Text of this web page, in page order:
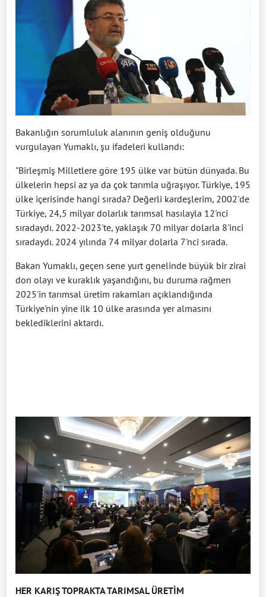
Bakanlığın sorumluluk alanının geniş olduğunu
vurgulayan Yumaklı, şu ifadeleri kullandı:
"Birleşmiş Milletlere göre 195 ülke var bütün dünyada. Bu
ülkelerin hepsi az ya da çok tarımla uğraşıyor. Türkiye, 195
ülke içerisinde hangi sırada? Değerli kardeşlerim, 2002'de
Türkiye, 24,5 milyar dolarlık tarımsal hasılayla 12'nci
sıradaydı. 2022-2023'te, yaklaşık 70 milyar dolarla 8'inci
sıradaydı. 2024 yılında 74 milyar dolarla 7'nci sırada.
Bakan Yumaklı, geçen sene yurt genelinde büyük bir zirai
don olayı ve kuraklık yaşandığını, bu duruma rağmen
2025'in tarımsal üretim rakamları açıklandığında
Türkiye'nin yine ilk 10 ülke arasında yer almasını
beklediklerini aktardı.
HER KARIŞ TOPRAKTA TARIMSAL ÜRETİM